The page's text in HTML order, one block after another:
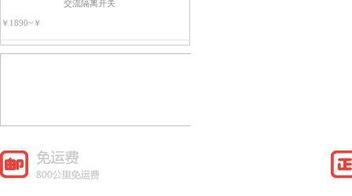
交流隔离开关
￥1890~￥